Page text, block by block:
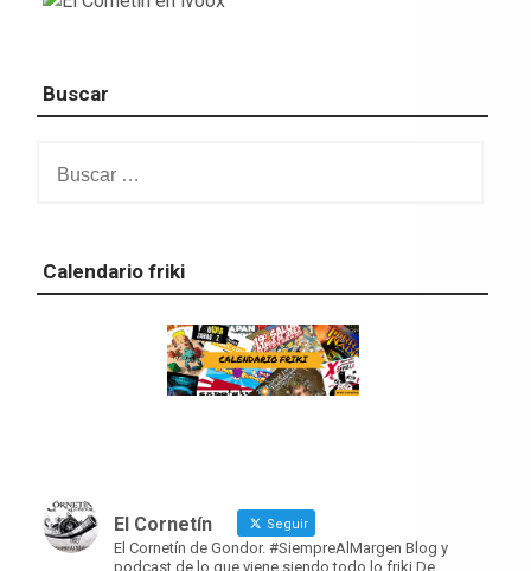
Buscar
Calendario friki
El Cornetín Seguir
El Cornetín de Gondor. #SiempreAlMargen Blog y
podcast de lo que viene siendo todo lo friki De